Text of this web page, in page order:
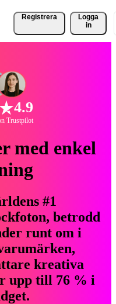
Registrera
Logga
in
4.9
Trustpilot
med enkel
#1
betrodd
runt om i
kreativa
upp till 76 % i